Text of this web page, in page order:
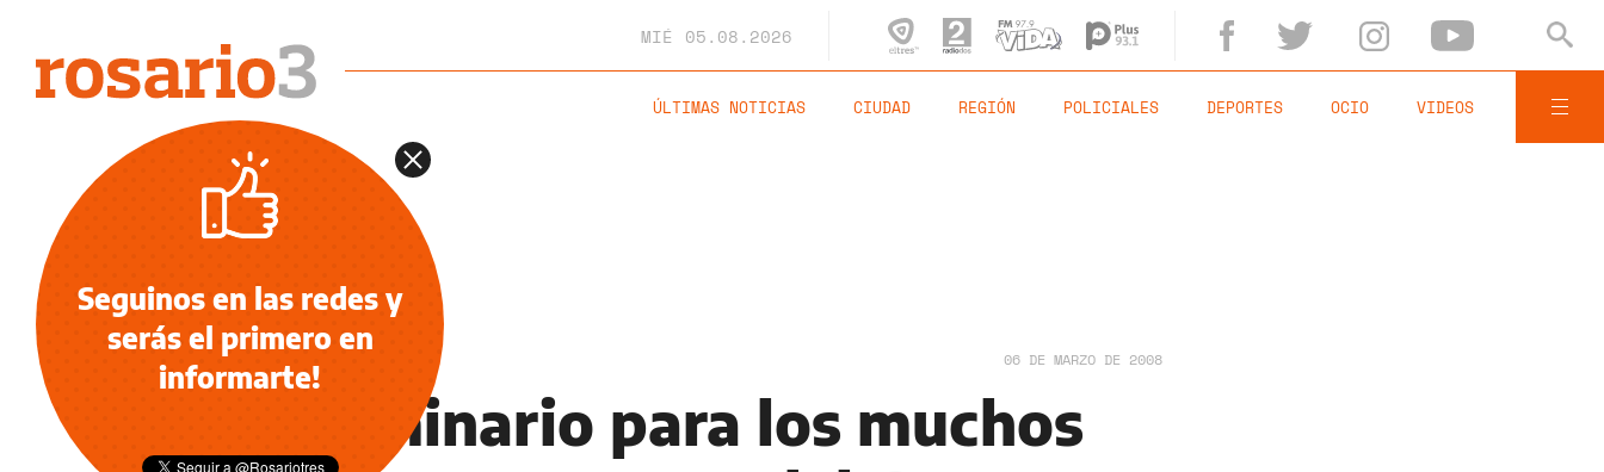
MIÉ 05.08.2026
ÚLTIMAS NOTICIAS CIUDAD REGIÓN POLICIALES DEPORTES OCIO VIDEOS
NOTICIAS 06 DE MARZO DE 2008
Un seminario para los muchos
Seguinos en las redes y
serás el primero en
informarte!